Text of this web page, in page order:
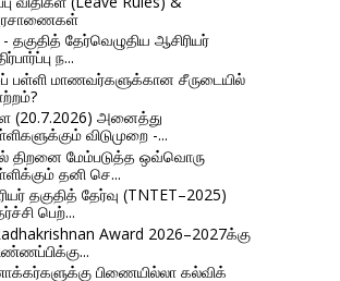
தகுதித் தேர்வெழுதிய ஆசிரியர்
ந...
பள்ளி மாணவர்களுக்கான சீருடையில்
(20.7.2026) அனைத்து
விடுமுறை -...
திறனை மேம்படுத்த ஒவ்வொரு
தனி செ...
தகுதித் தேர்வு (TNTET–2025)
பெற்...
Award 2026–2027க்கு
பிணையில்லா கல்விக்